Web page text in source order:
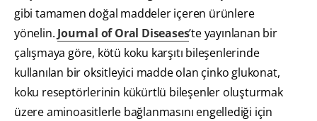
gibi tamamen doğal maddeler içeren ürünlere
yönelin. Journal of Oral Diseases’te yayınlanan bir
çalışmaya göre, kötü koku karşıtı bileşenlerinde
kullanılan bir oksitleyici madde olan çinko glukonat,
koku reseptörlerinin kükürtlü bileşenler oluşturmak
üzere aminoasitlerle bağlanmasını engellediği için